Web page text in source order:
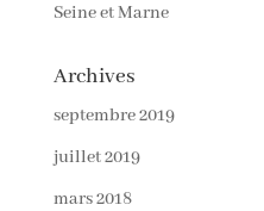
Seine et Marne
Archives
septembre 2019
juillet 2019
mars 2018